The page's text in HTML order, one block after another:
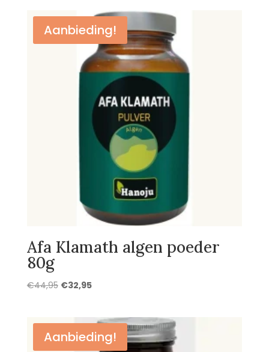
€179,95.€139,95.
Aanbieding!
Afa Klamath algen poeder
80g
€44,95 Oorspronkelijke
€44,95.
€32,95Huidige
€32,95.
Aanbieding!